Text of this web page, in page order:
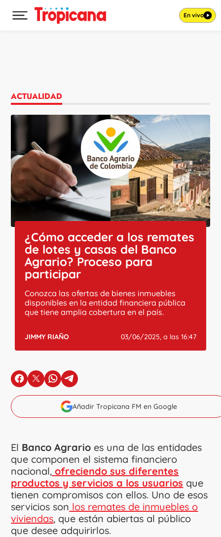
Desplegar menú principal En vivo
ACTUALIDAD
¿Cómo acceder a los remates
de lotes y casas del Banco
Agrario? Proceso para
participar
Conozca las ofertas de bienes inmuebles
disponibles en la entidad financiera pública
que tiene amplia cobertura en el país.
JIMMY RIAÑO 03/06/2025, a las 16:47
en Facebook
en Xen Whatsapp
en Telegram
Añadir Tropicana FM en Google
El Banco Agrario es una de las entidades
que componen el sistema financiero
nacional, ofreciendo sus diferentes
productos y servicios a los usuarios que
tienen compromisos con ellos. Uno de esos
servicios son los remates de inmuebles o
viviendas, que están abiertas al público
que desee adquirirlos.